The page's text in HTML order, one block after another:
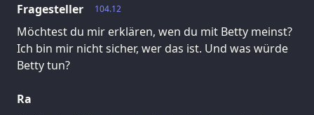
104.12
Fragesteller
Möchtest du mir erklären, wen du mit Betty meinst?
Ich bin mir nicht sicher, wer das ist. Und was würde
Betty tun?
Ra